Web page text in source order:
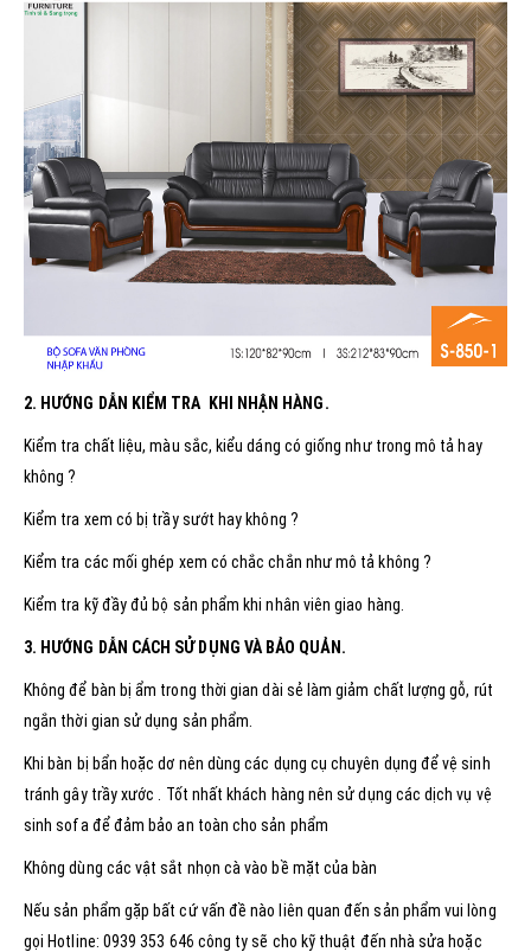
2. HƯỚNG DẪN KIỂM TRA KHI NHẬN HÀNG.
Kiểm tra chất liệu, màu sắc, kiểu dáng có giống như trong mô tả hay
không ?
Kiểm tra xem có bị trầy sướt hay không ?
Kiểm tra các mối ghép xem có chắc chắn như mô tả không ?
Kiểm tra kỹ đầy đủ bộ sản phẩm khi nhân viên giao hàng.
3. HƯỚNG DẪN CÁCH SỬ DỤNG VÀ BẢO QUẢN.
Không để bàn bị ẩm trong thời gian dài sẻ làm giảm chất lượng gỗ, rút
ngắn thời gian sử dụng sản phẩm.
Khi bàn bị bẩn hoặc dơ nên dùng các dụng cụ chuyên dụng để vệ sinh
tránh gây trầy xước . Tốt nhất khách hàng nên sử dụng các dịch vụ vệ
sinh sofa để đảm bảo an toàn cho sản phẩm
Không dùng các vật sắt nhọn cà vào bề mặt của bàn
Nếu sản phẩm gặp bất cứ vấn đề nào liên quan đến sản phẩm vui lòng
gọi Hotline: 0939 353 646 công ty sẽ cho kỹ thuật đến nhà sửa hoặc